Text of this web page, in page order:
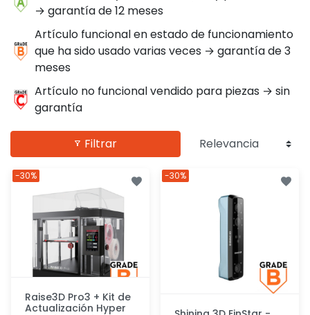
→ garantía de 12 meses
Artículo funcional en estado de funcionamiento
que ha sido usado varias veces → garantía de 3
meses
Artículo no funcional vendido para piezas → sin
garantía
Filtrar
Raise3D Pro3 + Kit de
Actualización Hyper
-30% -30%